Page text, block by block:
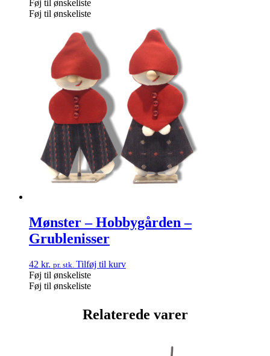
Føj til ønskeliste
Føj til ønskeliste
Mønster – Hobbygården –
Grublenisser
42 kr. pr. stk. Tilføj til kurv
Føj til ønskeliste
Føj til ønskeliste
Relaterede varer